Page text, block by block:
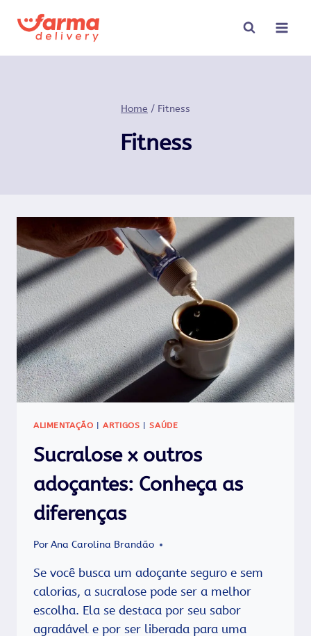
para
Home / Fitness
Fitness
ALIMENTAÇÃO |ARTIGOS |SAÚDE
Sucralose x outros
adoçantes: Conheça as
diferenças​
PorAna Carolina Brandão
Se você busca um adoçante seguro e sem
calorias, a sucralose pode ser a melhor
escolha. Ela se destaca por seu sabor
agradável e por ser liberada para uma